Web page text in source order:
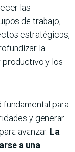
las
de trabajo,
estratégicos,
la
productivo y los
fundamental para
y generar
avanzar. La
a una